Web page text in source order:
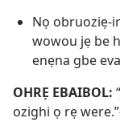
Nọ obruoziẹ-
wowou jẹ be
enẹna gbe
OHRẸ EBAIBOL:
ozighi ọ rẹ